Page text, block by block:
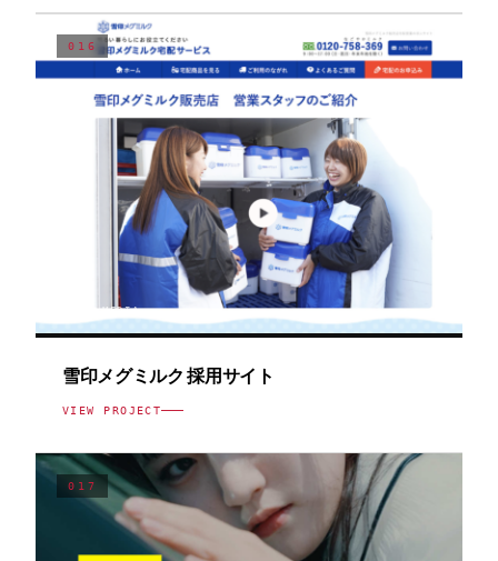
016
WEB / MEDIA
雪印メグミルク 採用サイト
VIEW PROJECT
017